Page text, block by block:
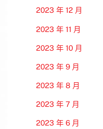
2023 年 12 月
2023 年 11 月
2023 年 10 月
2023 年 9 月
2023 年 8 月
2023 年 7 月
2023 年 6 月